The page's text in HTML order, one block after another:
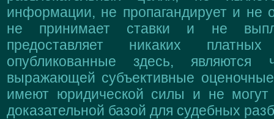
информации, не пропагандирует и не
не принимает ставки и не
предоставляет никаких
опубликованные здесь, являются
выражающей субъективные
имеют юридической силы и не могут
доказательной базой для судебных